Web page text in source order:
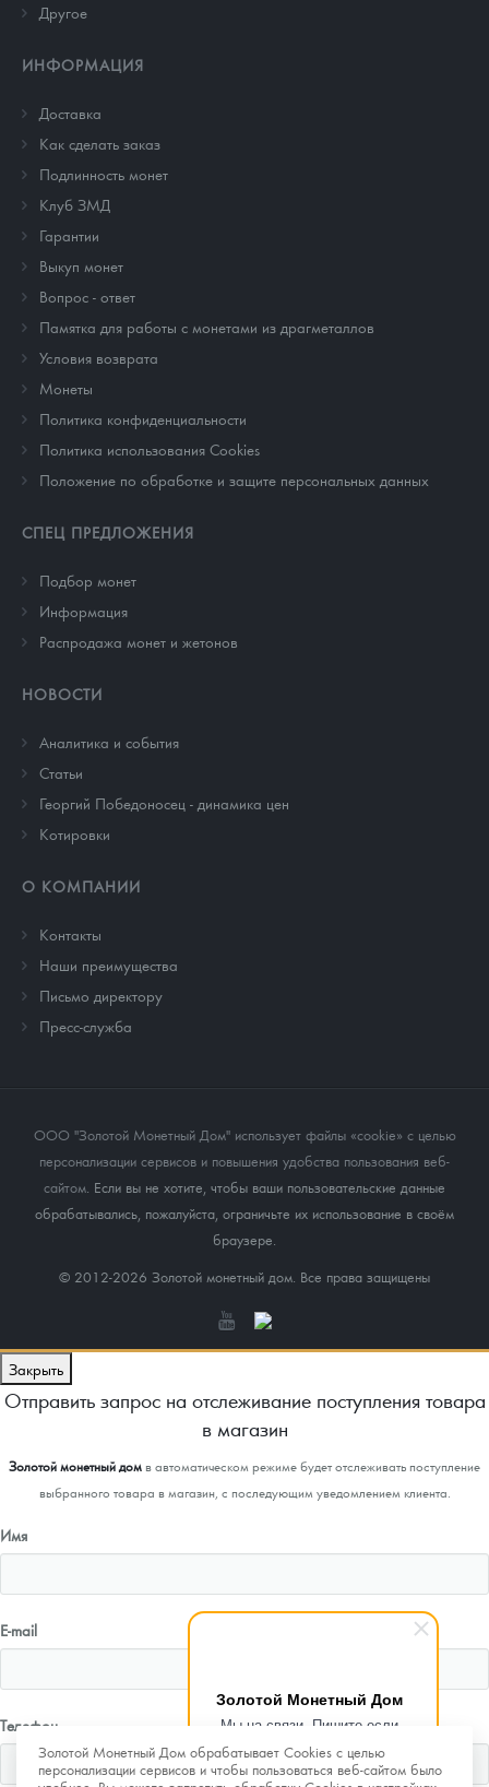
Золотой Монетный Дом
Мы на связи. Пишите если
возникнут любые вопросы.
Рады помочь.
Другое
ИНФОРМАЦИЯ
Доставка
Как сделать заказ
Подлинность монет
Клуб ЗМД
Гарантии
Выкуп монет
Вопрос - ответ
Памятка для работы с монетами из драгметаллов
Условия возврата
Монеты
Политика конфиденциальности
Политика использования Cookies
Положение по обработке и защите персональных данных
СПЕЦ ПРЕДЛОЖЕНИЯ
Подбор монет
Информация
Распродажа монет и жетонов
НОВОСТИ
Аналитика и события
Cтатьи
Георгий Победоносец - динамика цен
Котировки
О КОМПАНИИ
Контакты
Наши преимущества
Письмо директору
Пресс-служба
ООО "Золотой Монетный Дом" использует файлы «cookie» с целью
персонализации сервисов и повышения удобства пользования веб-
сайтом . Если вы не хотите, чтобы ваши пользовательские данные
обрабатывались, пожалуйста, ограничьте их использование в своём
браузере.
© 2012-2026 Золотой монетный дом. Все права защищены
Золотой Монетный Дом обрабатывает Cookies с целью
персонализации сервисов и чтобы пользоваться веб-сайтом было
Закрыть
Отправить запрос на отслеживание поступления товара
в магазин
Золотой монетный домв автоматическом режиме будет отслеживать поступление
выбранного товара в магазин, с последующим уведомлением клиента.
Имя
E-mail
Телефон